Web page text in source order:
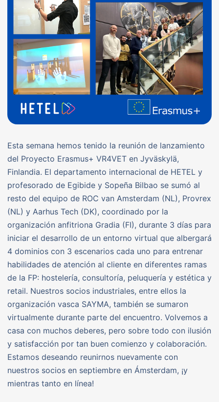
Esta semana hemos tenido la reunión de lanzamiento
del Proyecto Erasmus+ VR4VET en Jyväskylä,
Finlandia. El departamento internacional de HETEL y
profesorado de Egibide y Sopeña Bilbao se sumó al
resto del equipo de ROC van Amsterdam (NL), Provrex
(NL) y Aarhus Tech (DK), coordinado por la
organización anfitriona Gradia (FI), durante 3 días para
iniciar el desarrollo de un entorno virtual que albergará
4 dominios con 3 escenarios cada uno para entrenar
habilidades de atención al cliente en diferentes ramas
de la FP: hostelería, consultoría, peluquería y estética y
retail. Nuestros socios industriales, entre ellos la
organización vasca SAYMA, también se sumaron
virtualmente durante parte del encuentro. Volvemos a
casa con muchos deberes, pero sobre todo con ilusión
y satisfacción por tan buen comienzo y colaboración.
Estamos deseando reunirnos nuevamente con
nuestros socios en septiembre en Ámsterdam, ¡y
mientras tanto en línea!